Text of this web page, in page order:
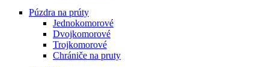
Púzdra na prúty
Jednokomorové
Dvojkomorové
Trojkomorové
Chrániče na pruty